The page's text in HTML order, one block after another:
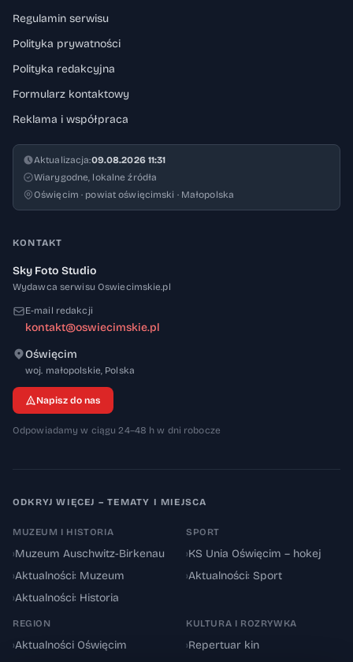
Regulamin serwisu
Polityka prywatności
Polityka redakcyjna
Formularz kontaktowy
Reklama i współpraca
Aktualizacja:09.08.2026 11:31
Wiarygodne, lokalne źródła
Oświęcim · powiat oświęcimski · Małopolska
KONTAKT
Sky Foto Studio
Wydawca serwisu Oswiecimskie.pl
E-mail redakcji
kontakt@oswiecimskie.pl
Oświęcim
woj. małopolskie, 32-600
Polska
Napisz do nas
Odpowiadamy w ciągu 24–48 h w dni robocze
ODKRYJ WIĘCEJ – TEMATY I MIEJSCA
MUZEUM I HISTORIA
›Muzeum Auschwitz-Birkenau
›Aktualności: Muzeum
›Aktualności: Historia
SPORT
›KS Unia Oświęcim – hokej
›Aktualności: Sport
REGION
›Aktualności Oświęcim
KULTURA I ROZRYWKA
›Repertuar kin